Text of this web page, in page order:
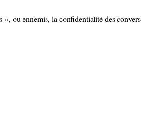
», ou ennemis, la confidentialité des